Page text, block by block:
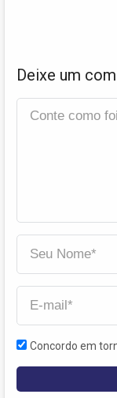
Deixe um
Concordo em